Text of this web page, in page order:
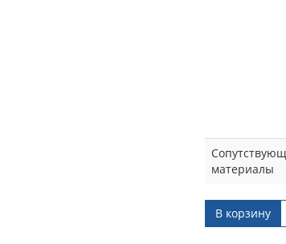
материалы
В корзину